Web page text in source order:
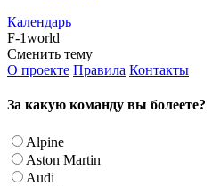
Календарь
F-1world
Сменить тему
О проекте Правила Контакты
За какую команду вы болеете?
Alpine
Aston Martin
Audi